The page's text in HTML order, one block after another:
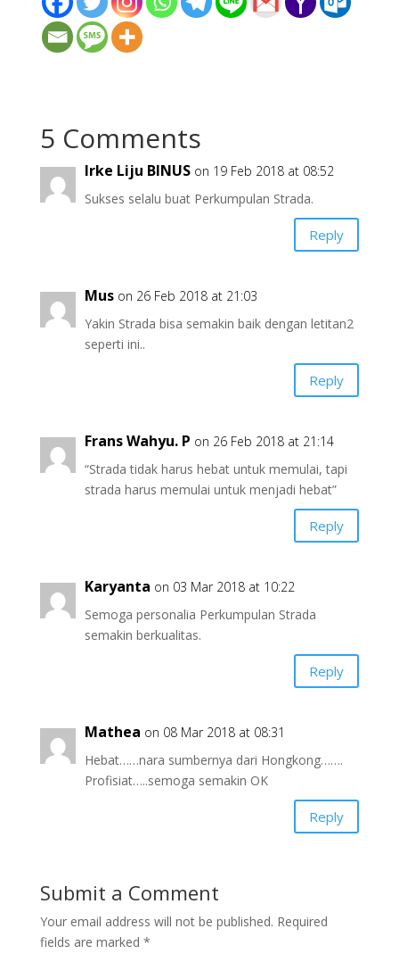
5 Comments
Irke Liju BINUS on 19 Feb 2018 at 08:52
Sukses selalu buat Perkumpulan Strada.
Reply
Mus on 26 Feb 2018 at 21:03
Yakin Strada bisa semakin baik dengan letitan2
seperti ini..
Reply
Frans Wahyu. P on 26 Feb 2018 at 21:14
“Strada tidak harus hebat untuk memulai, tapi
strada harus memulai untuk menjadi hebat”
Reply
Karyanta on 03 Mar 2018 at 10:22
Semoga personalia Perkumpulan Strada
semakin berkualitas.
Reply
Mathea on 08 Mar 2018 at 08:31
Hebat……nara sumbernya dari Hongkong…….
Profisiat…..semoga semakin OK
Reply
Submit a Comment
Your email address will not be published. Required
fields are marked *